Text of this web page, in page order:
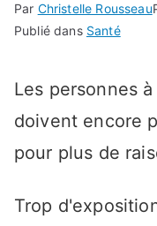
Par Christelle Rousseau
Publié dans Santé
Les personnes
doivent encore
pour plus de
Trop